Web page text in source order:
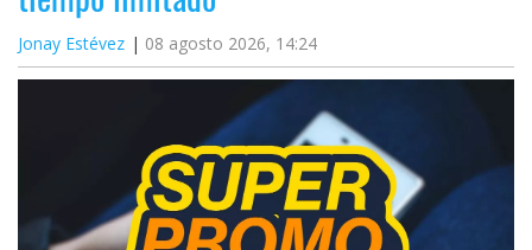
Jonay Estévez 08 agosto 2026, 14:24